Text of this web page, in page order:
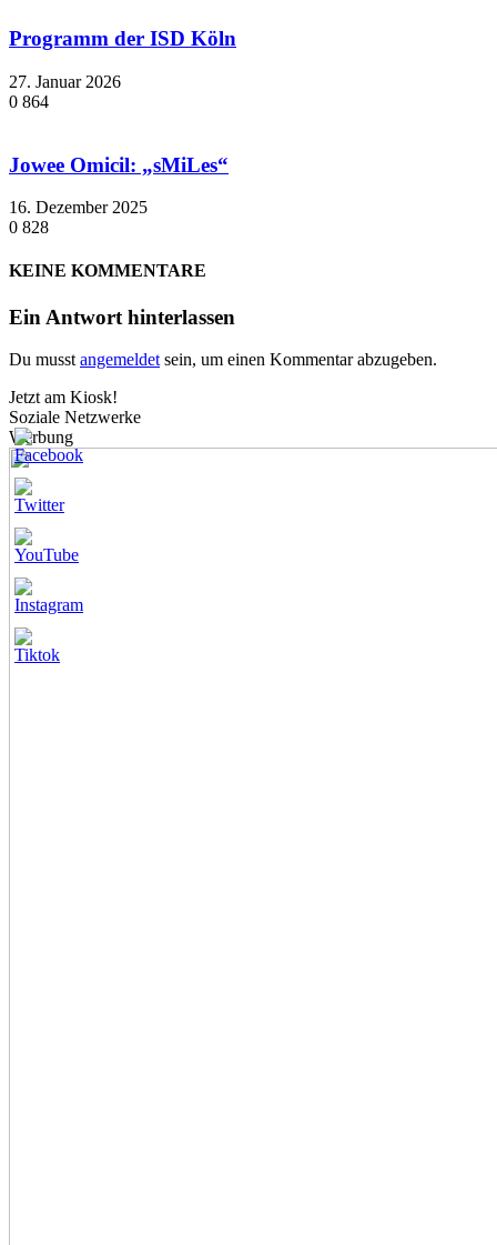
Programm der ISD Köln
27. Januar 2026
0 864
Jowee Omicil: „sMiLes“
16. Dezember 2025
0 828
KEINE KOMMENTARE
Ein Antwort hinterlassen
Du musstangemeldetsein, um einen Kommentar abzugeben.
Jetzt am Kiosk!
Soziale Netzwerke
Werbung